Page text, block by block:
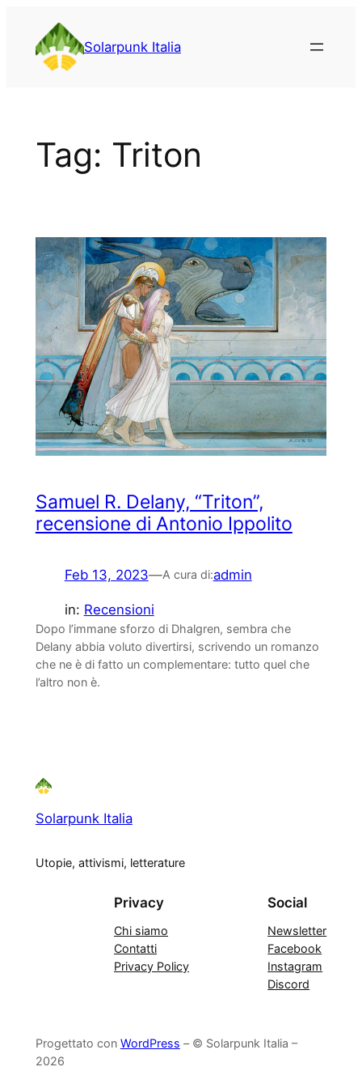
contenuto
Solarpunk Italia
Tag: Triton
Samuel R. Delany, “Triton”,
recensione di Antonio Ippolito
Feb 13, 2023—A cura di:admin
in: Recensioni
Dopo l’immane sforzo di Dhalgren, sembra che
Delany abbia voluto divertirsi, scrivendo un romanzo
che ne è di fatto un complementare: tutto quel che
l’altro non è.
Solarpunk Italia
Utopie, attivismi, letterature
Privacy
Chi siamo
Contatti
Privacy Policy
Social
Newsletter
Facebook
Instagram
Discord
Progettato con WordPress – © Solarpunk Italia –
2026